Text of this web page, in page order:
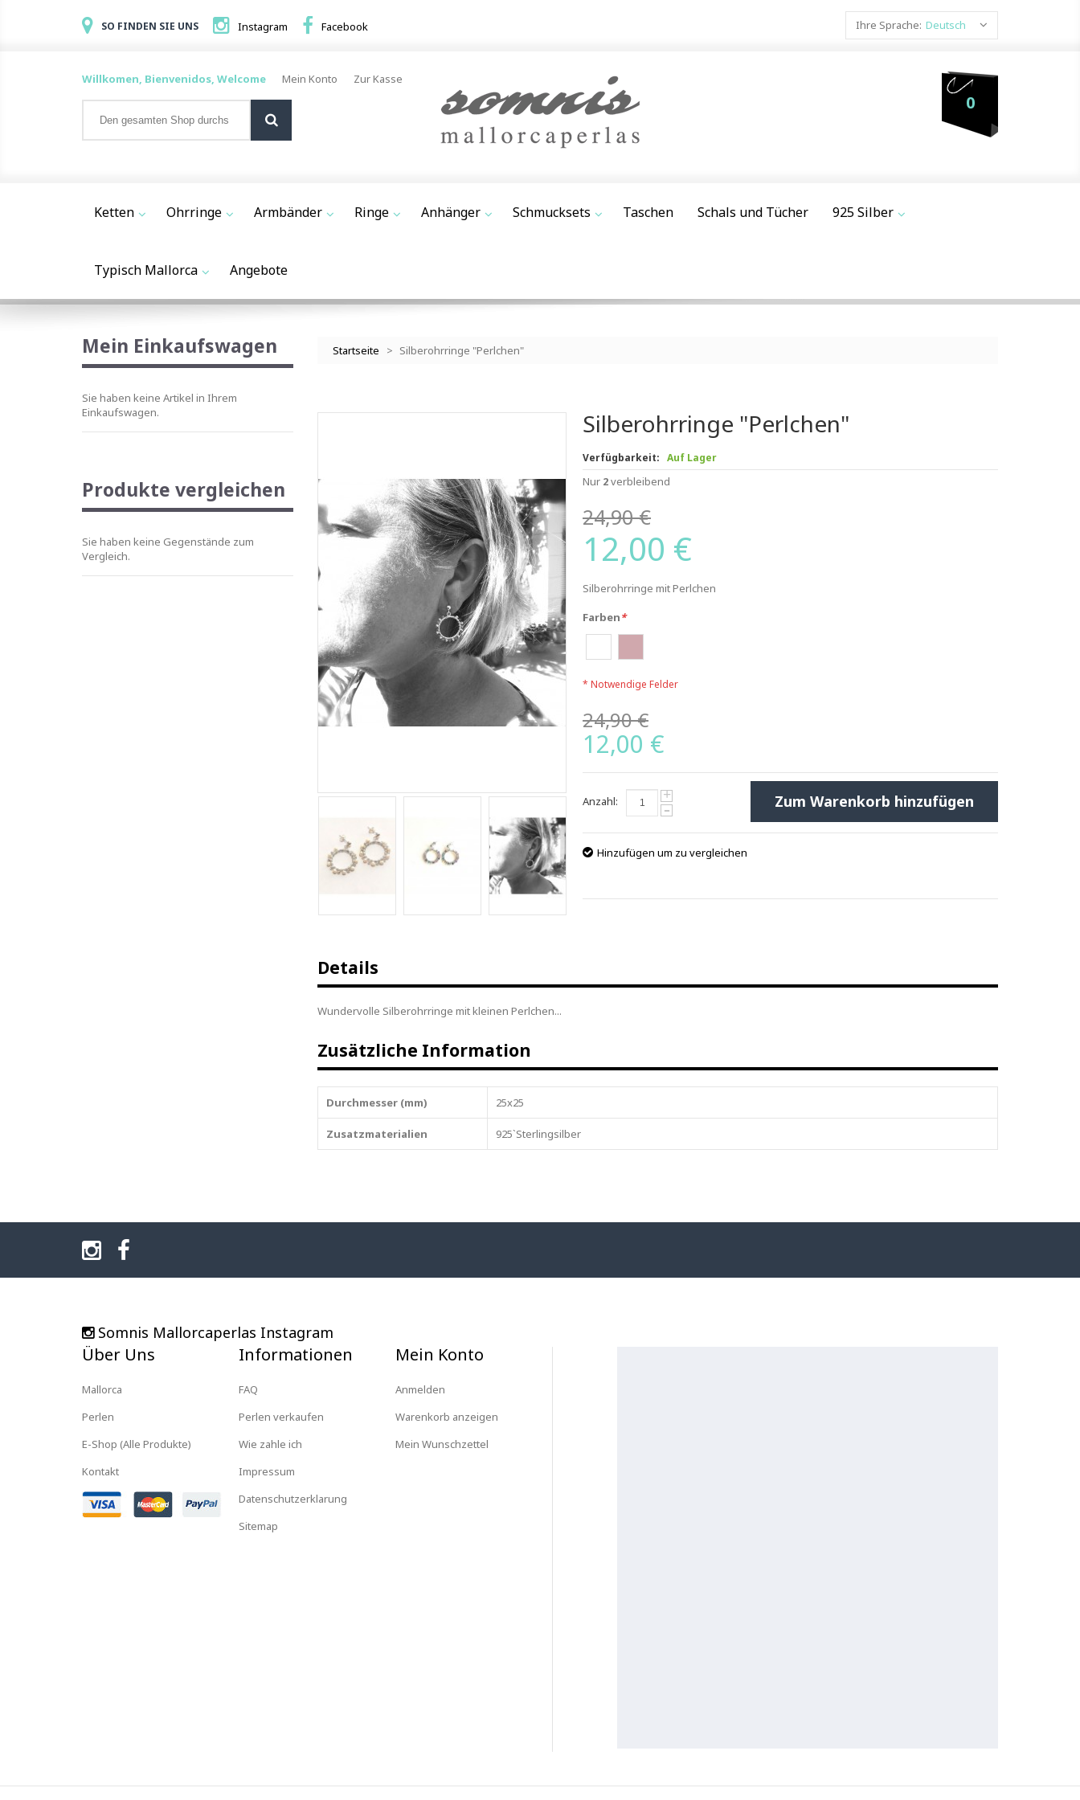
Ihre Sprache: Deutsch
SO FINDEN SIE UNS Instagram Facebook
0
Mein Konto Zur Kasse
Willkomen, Bienvenidos, Welcome
Ketten Ohrringe Armbänder Ringe Anhänger Schmucksets Taschen Schals und Tücher 925 Silber
Typisch Mallorca Angebote
Startseite > Silberohrringe "Perlchen"
Silberohrringe "Perlchen"
Verfügbarkeit: Auf Lager
Nur 2verbleibend
24,90 €
12,00 €
Silberohrringe mit Perlchen
*
Farben
* Notwendige Felder
24,90 €
12,00 €
Anzahl: +
- Zum Warenkorb hinzufügen
Hinzufügen um zu vergleichen
Details
Wundervolle Silberohrringe mit kleinen Perlchen...
Zusätzliche Information
Durchmesser (mm) 25x25
Zusatzmaterialien 925`Sterlingsilber
Mein Einkaufswagen
Sie haben keine Artikel in Ihrem
Einkaufswagen.
Produkte vergleichen
Sie haben keine Gegenstände zum
Vergleich.
Somnis Mallorcaperlas Instagram
Über Uns
Mallorca
Perlen
E-Shop (Alle Produkte)
Kontakt
Informationen
FAQ
Perlen verkaufen
Wie zahle ich
Impressum
Datenschutzerklarung
Sitemap
Mein Konto
Anmelden
Warenkorb anzeigen
Mein Wunschzettel